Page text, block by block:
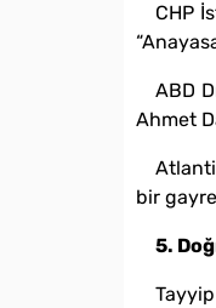
CHP
ABD
Ahmet
bir
5.